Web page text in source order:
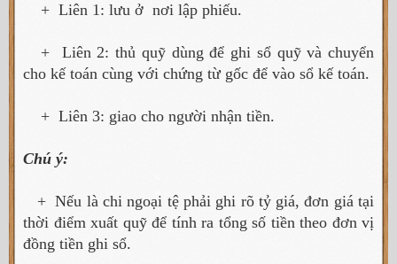
+ Liên 1: lưu ở nơi lập phiếu.
+ Liên 2: thủ quỹ dùng để ghi sổ quỹ và chuyển
cho kế toán cùng với chứng từ gốc để vào sổ kế toán.
+ Liên 3: giao cho người nhận tiền.
Chú ý:
+ Nếu là chi ngoại tệ phải ghi rõ tỷ giá, đơn giá tại
thời điểm xuất quỹ để tính ra tổng số tiền theo đơn vị
đồng tiền ghi sổ.